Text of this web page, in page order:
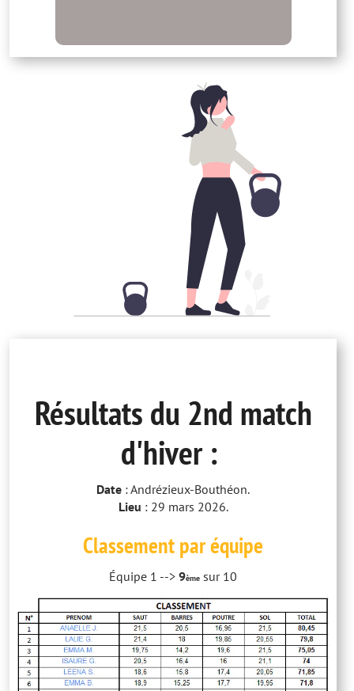
Résultats du 2nd match
d'hiver :
Date : Andrézieux-Bouthéon.
Lieu : 29 mars 2026.
Classement par équipe
Équipe 1 --> 9ème sur 10